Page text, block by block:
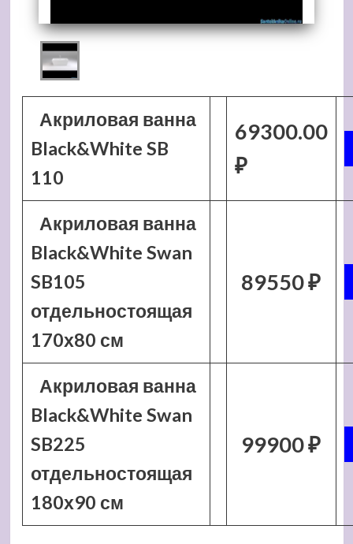
Акриловая ванна
Black&White SB
110
69300.00
₽
Акриловая ванна
Black&White Swan
SB105
отдельностоящая
170х80 см
89550 ₽
Акриловая ванна
Black&White Swan
SB225
отдельностоящая
180х90 см
99900 ₽